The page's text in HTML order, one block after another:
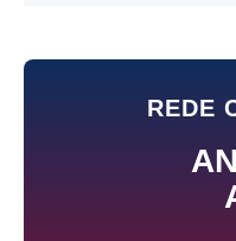
REDE